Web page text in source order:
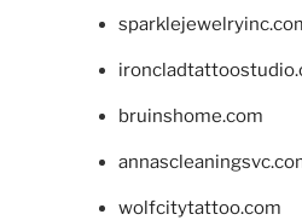
bruinshome.com
wolfcitytattoo.com